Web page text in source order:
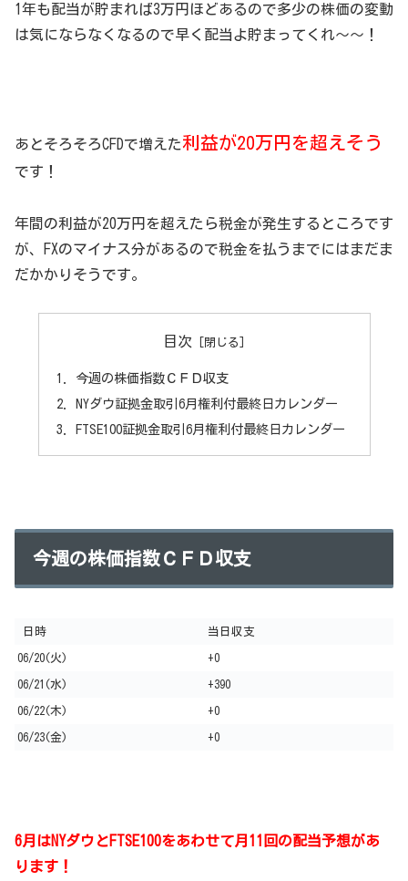
1年も配当が貯まれば3万円ほどあるので多少の株価の変動
は気にならなくなるので早く配当よ貯まってくれ～～！
あとそろそろCFDで増えた利益が20万円を超えそう
です！
年間の利益が20万円を超えたら税金が発生するところです
が、FXのマイナス分があるので税金を払うまでにはまだま
だかかりそうです。
目次
今週の株価指数ＣＦＤ収支
NYダウ証拠金取引6月権利付最終日カレンダー
FTSE100証拠金取引6月権利付最終日カレンダー
今週の株価指数ＣＦＤ収支
日時 当日収支
06/20(火) +0
06/21(水) +390
06/22(木) +0
06/23(金) +0
6月はNYダウとFTSE100をあわせて月11回の配当予想があ
ります！